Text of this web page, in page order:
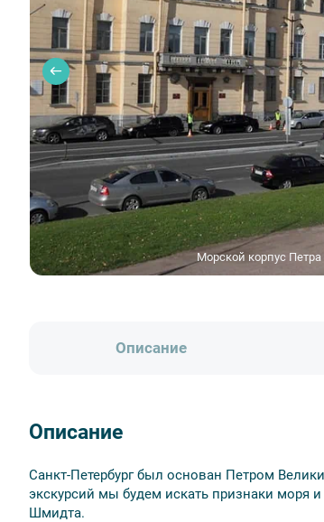
Морской корпус
Описание
Описание
Санкт-Петербург был основан Петром
экскурсий мы будем искать признаки моря
Шмидта.